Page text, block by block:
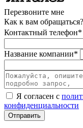
Перезвоните мне
Как к вам
Контактный телефон*
Название компании*
Я согласен с
конфиденциальности
Отправить